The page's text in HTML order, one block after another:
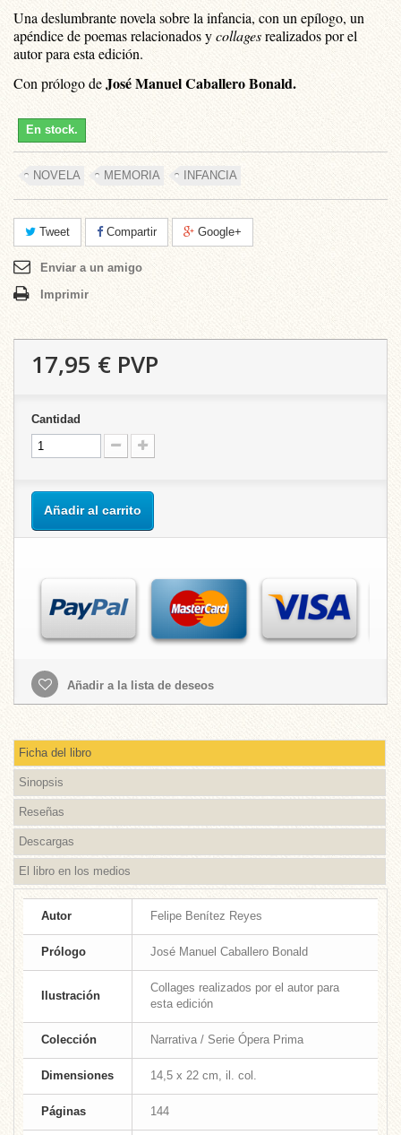
Una deslumbrante novela sobre la infancia, con un epílogo, un
apéndice de poemas relacionados ycollagesrealizados por el
autor para esta edición.
Con prólogo deJosé Manuel Caballero Bonald.
En stock.
NOVELA MEMORIA INFANCIA
Tweet Compartir Google+
Enviar a un amigo
Imprimir
17,95 € PVP
Cantidad
Añadir al carrito
Añadir a la lista de deseos
Ficha del libro
Sinopsis
Reseñas
Descargas
El libro en los medios
Autor Felipe Benítez Reyes
Prólogo José Manuel Caballero Bonald
Ilustración
Collages realizados por el autor para
esta edición
Colección Narrativa / Serie Ópera Prima
Dimensiones 14,5 x 22 cm, il. col.
Páginas 144